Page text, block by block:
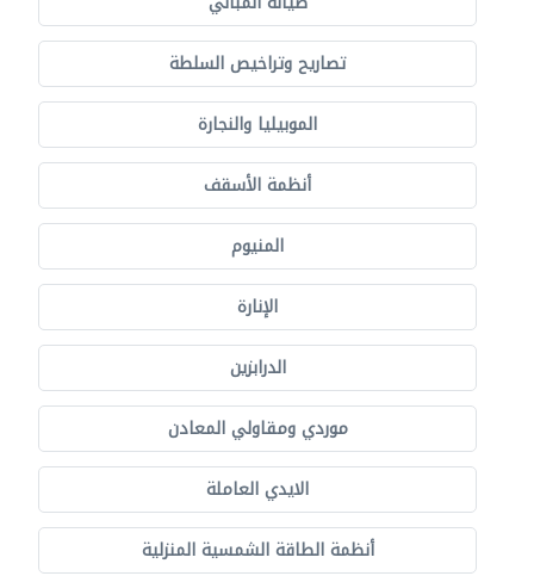
تصاريح وتراخيص السلطة
الموبيليا والنجارة
أنظمة الأسقف
المنيوم
الإنارة
الدرابزين
موردي ومقاولي المعادن
الايدي العاملة
أنظمة الطاقة الشمسية المنزلية